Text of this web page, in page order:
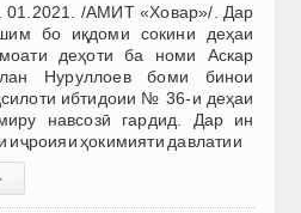
/АМИТ «Ховар»/. Дар
бо иқдоми сокини деҳаи
деҳоти ба номи Аскар
Нуруллоев боми бинои
ибтидоии № 36-и деҳаи
навсозӣ гардид. Дар ин
иҷроияи ҳокимияти давлатии